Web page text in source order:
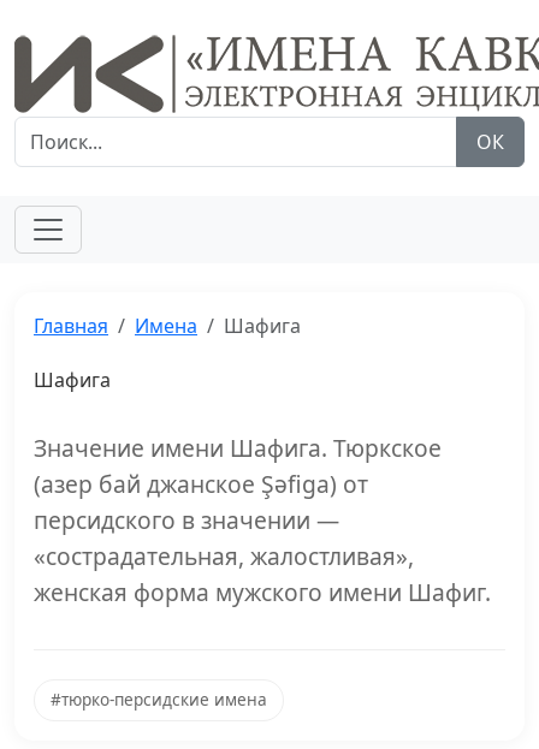
ОК
Главная Имена Шафига
Шафига
Значение имени Шафига. Тюркское
(азер бай джанское Şəfiga) от
персидского в значении —
«сострадательная, жалостливая»,
женская форма мужского имени Шафиг.
#тюрко-персидские имена